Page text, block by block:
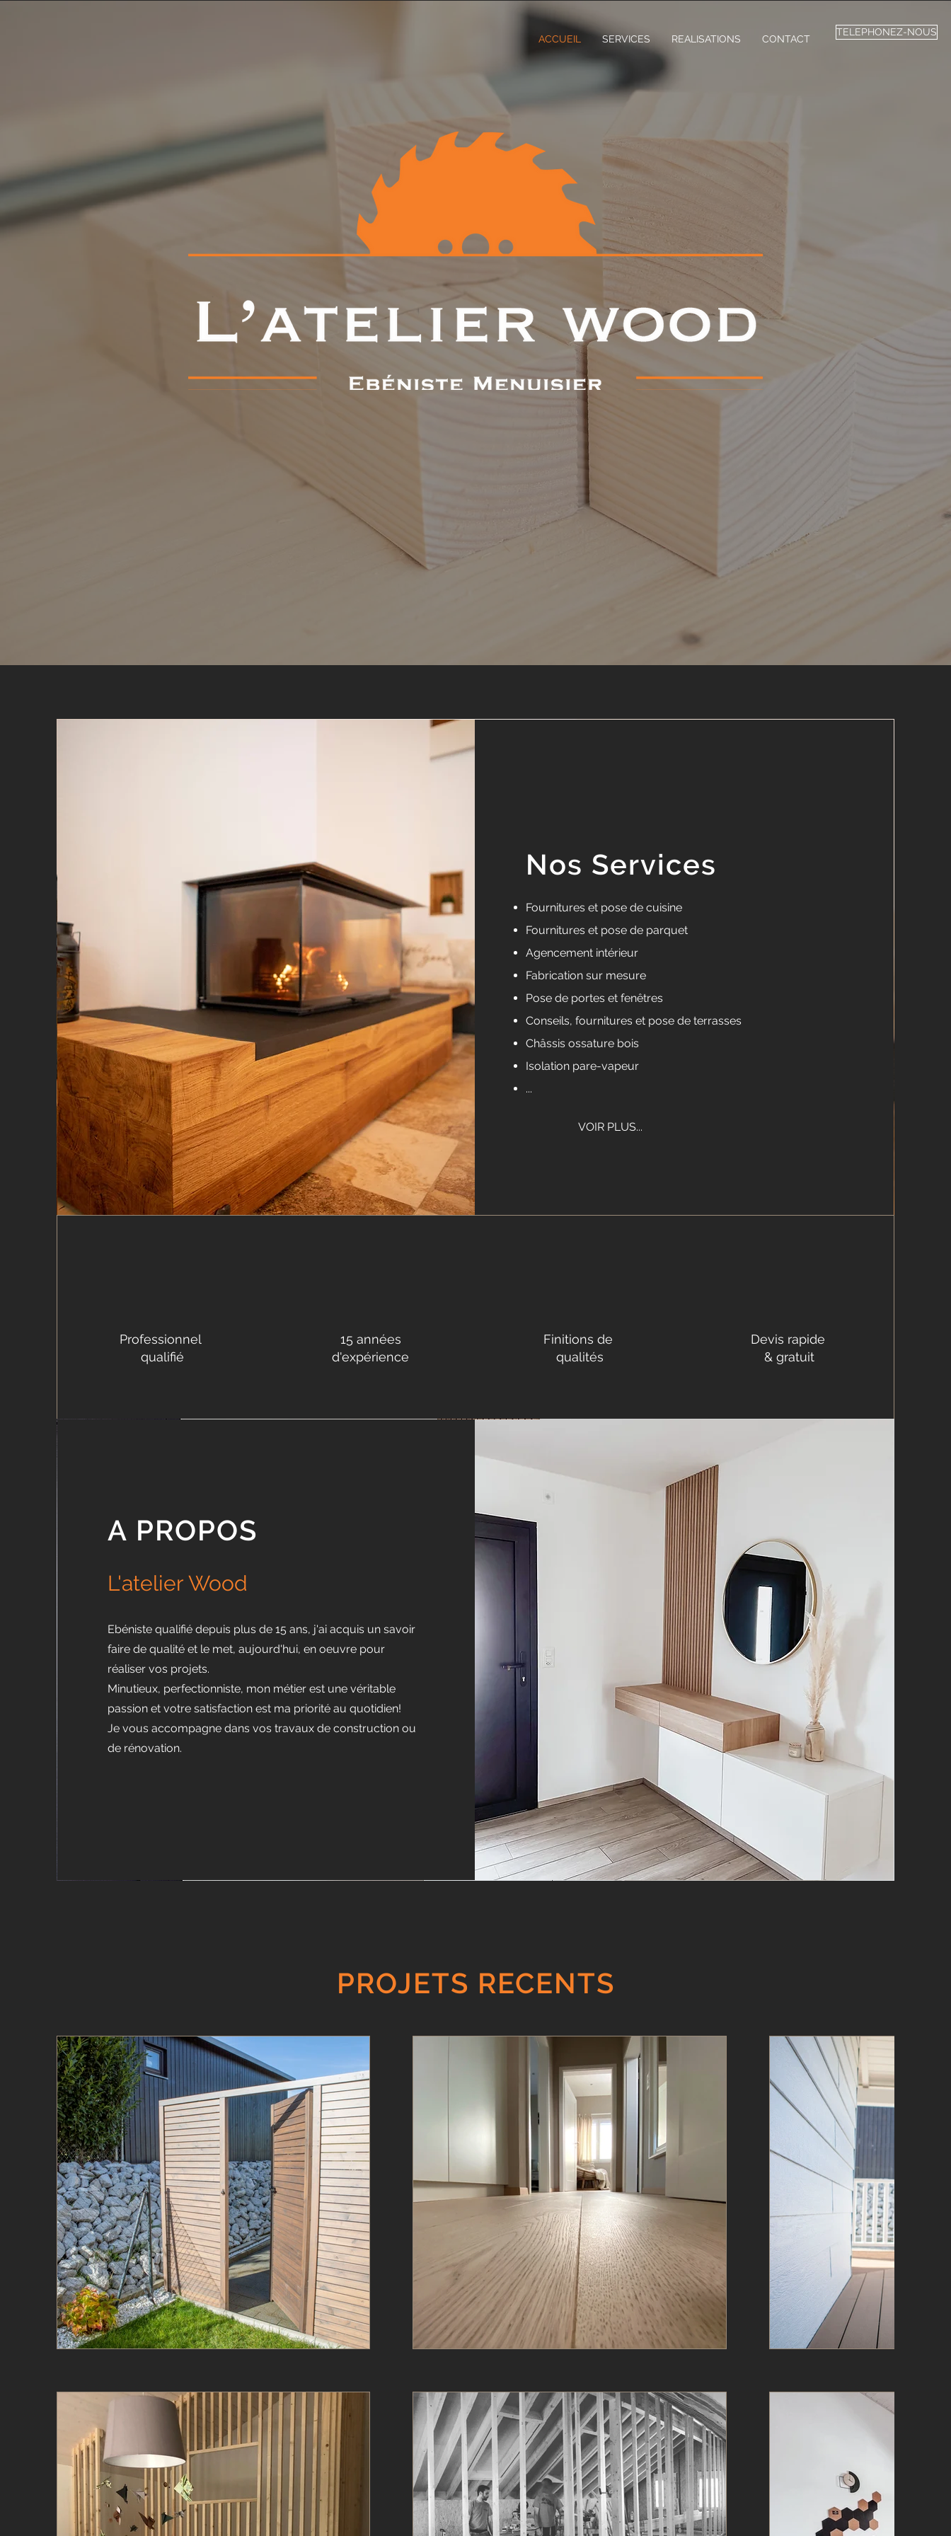
ACCUEIL SERVICES REALISATIONS CONTACT
TELEPHONEZ-NOUS
Nos Services
Fournitures et pose de cuisine
Fournitures et pose de parquet
Agencement intérieur
Fabrication sur mesure
Pose de portes et fenêtres
Conseils, fournitures et pose de terrasses
Châssis ossature bois
Isolation pare-vapeur
...
VOIR PLUS...
Professionnel
qualifié
15 années
d'expérience
Finitions de
qualités
Devis rapide
& gratuit
A PROPOS
L'atelier Wood
Ebéniste qualifié depuis plus de 15 ans, j'ai acquis un savoir
faire de qualité et le met, aujourd'hui, en oeuvre pour
réaliser vos projets.
Minutieux, perfectionniste, mon métier est une véritable
passion et votre satisfaction est ma priorité au quotidien!
Je vous accompagne dans vos travaux de construction ou
de rénovation.
PROJETS RECENTS